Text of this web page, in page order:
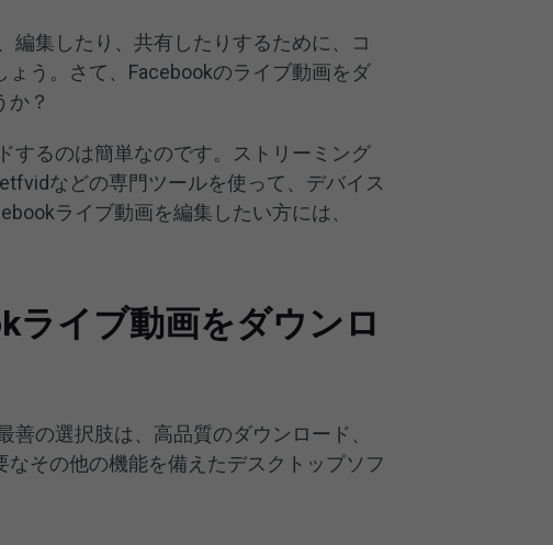
編集したり、共有したりするために、コ
う。さて、Facebookのライブ動画をダ
か？
するのは簡単なのです。ストリーミング
などの専門ツールを使って、デバイス
ライブ動画を編集したい方には、
ライブ動画をダウンロ
の選択肢は、高品質のダウンロード、
その他の機能を備えたデスクトップソフ